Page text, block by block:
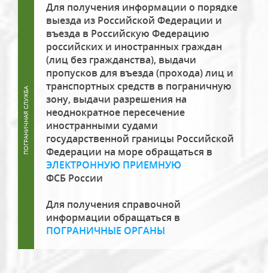
Для получения информации о порядке
выезда из Российской Федерации и
въезда в Российскую Федерацию
российских и иностранных граждан
(лиц без гражданства), выдачи
пропусков для въезда (прохода) лиц и
транспортных средств в пограничную
зону, выдачи разрешения на
неоднократное пересечение
иностранными судами
государственной границы Российской
Федерации на море обращаться в
ЭЛЕКТРОННУЮ ПРИЕМНУЮ
ФСБ России
Для получения справочной
информации обращаться в
ПОГРАНИЧНЫЕ ОРГАНЫ